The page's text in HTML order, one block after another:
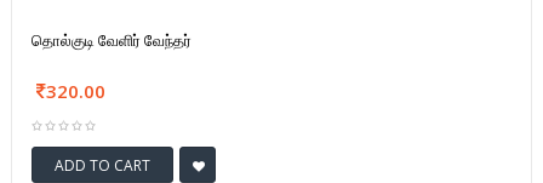
தொல்குடி வேளிர் வேந்தர்
320.00
ADD TO CART